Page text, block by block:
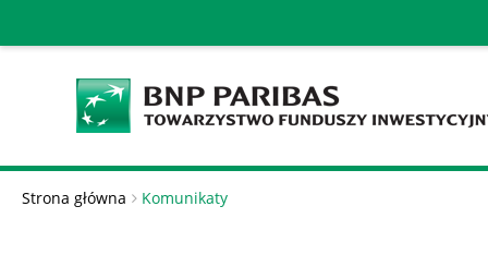
Strona główna Komunikaty